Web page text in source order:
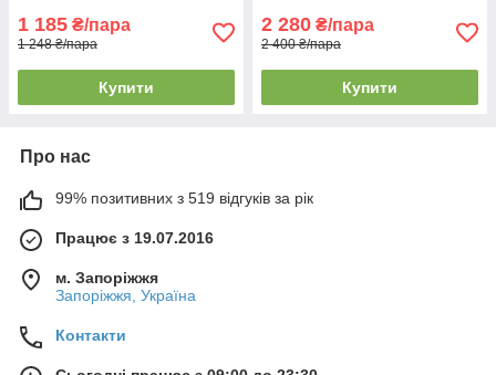
1 185 ₴/пара
1 248 ₴/пара
Купити
2 280 ₴/пара
2 400 ₴/пара
Купити
Про нас
99% позитивних з 519 відгуків за рік
Працює з 19.07.2016
м. Запоріжжя
Запоріжжя, Україна
Контакти